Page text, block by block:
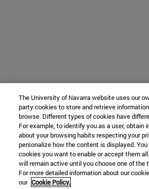
The University of Navarra website uses our
party cookies to store and retrieve
browse. Different types of cookies have
For example, to identify you as a user, obtain
about your browsing habits respecting your
personalize how the content is displayed.
cookies you want to enable or accept them
will remain active until you choose one of the
For more detailed information about our
our Cookie Policy.